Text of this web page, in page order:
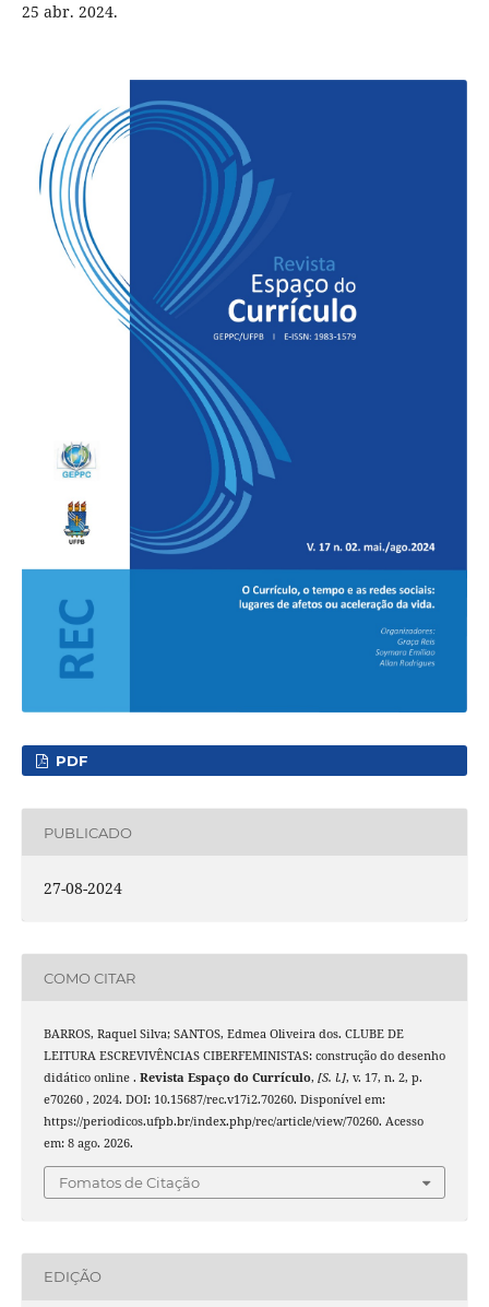
25 abr. 2024.
PDF
PUBLICADO
27-08-2024
COMO CITAR
BARROS, Raquel Silva; SANTOS, Edmea Oliveira dos. CLUBE DE
LEITURA ESCREVIVÊNCIAS CIBERFEMINISTAS: construção do desenho
didático online . Revista Espaço do Currículo, [S. l.], v. 17, n. 2, p.
e70260 , 2024. DOI: 10.15687/rec.v17i2.70260. Disponível em:
https://periodicos.ufpb.br/index.php/rec/article/view/70260. Acesso
em: 8 ago. 2026.
Fomatos de Citação
EDIÇÃO